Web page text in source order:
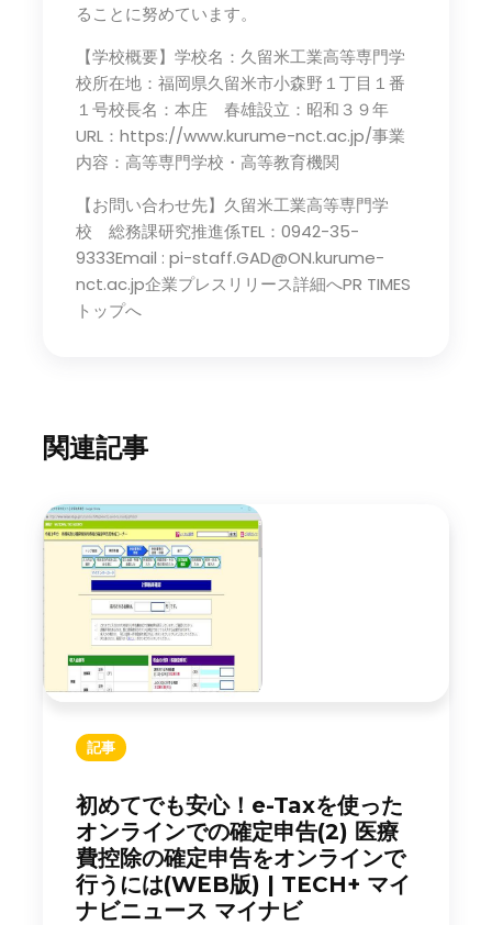
ることに努めています。
【学校概要】学校名：久留米工業高等専門学
校所在地：福岡県久留米市小森野１丁目１番
１号校長名：本庄 春雄設立：昭和３９年
URL：https://www.kurume-nct.ac.jp/事業
内容：高等専門学校・高等教育機関
【お問い合わせ先】久留米工業高等専門学
校 総務課研究推進係TEL：0942-35-
9333Email : pi-staff.GAD@ON.kurume-
nct.ac.jp企業プレスリリース詳細へPR TIMES
トップへ
関連記事
記事
初めてでも安心！e-Taxを使った
オンラインでの確定申告(2) 医療
費控除の確定申告をオンラインで
行うには(WEB版) | TECH+ マイ
ナビニュース マイナビ